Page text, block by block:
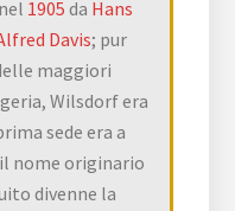
1905 da Hans
Davis; pur
maggiori
Wilsdorf era
sede era a
nome originario
divenne la